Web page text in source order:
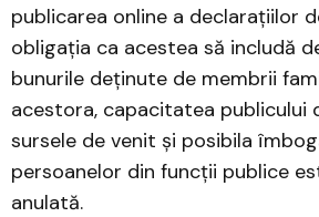
publicarea online a declarațiilor
obligația ca acestea să includă
bunurile deținute de membrii
acestora, capacitatea publicului
sursele de venit și posibila
persoanelor din funcții publice
anulată.